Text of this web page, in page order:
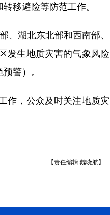
移避险等防范工作。
湖北东北部和西南部、
发生地质灾害的气象风险
警）。
作，公众及时关注地质灾
【责任编辑:魏晓航】